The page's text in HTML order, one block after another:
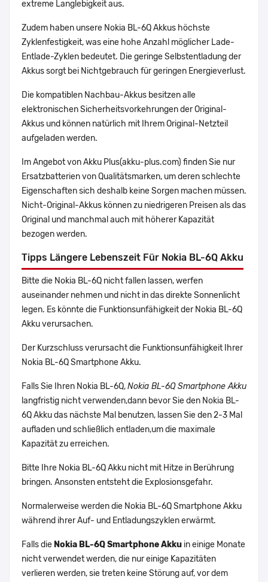
extreme Langlebigkeit aus.
Zudem haben unsere Nokia BL-6Q Akkus höchste
Zyklenfestigkeit, was eine hohe Anzahl möglicher Lade-
Entlade-Zyklen bedeutet. Die geringe Selbstentladung der
Akkus sorgt bei Nichtgebrauch für geringen Energieverlust.
Die kompatiblen Nachbau-Akkus besitzen alle
elektronischen Sicherheitsvorkehrungen der Original-
Akkus und können natürlich mit Ihrem Original-Netzteil
aufgeladen werden.
Im Angebot von Akku Plus(akku-plus.com) finden Sie nur
Ersatzbatterien von Qualitätsmarken, um deren schlechte
Eigenschaften sich deshalb keine Sorgen machen müssen.
Nicht-Original-Akkus können zu niedrigeren Preisen als das
Original und manchmal auch mit höherer Kapazität
bezogen werden.
Tipps Längere Lebenszeit Für Nokia BL-6Q Akku
Bitte die Nokia BL-6Q nicht fallen lassen, werfen
auseinander nehmen und nicht in das direkte Sonnenlicht
legen. Es könnte die Funktionsunfähigkeit der Nokia BL-6Q
Akku verursachen.
Der Kurzschluss verursacht die Funktionsunfähigkeit Ihrer
Nokia BL-6Q Smartphone Akku.
Falls Sie Ihren Nokia BL-6Q,Nokia BL-6Q Smartphone Akku
langfristig nicht verwenden,dann bevor Sie den Nokia BL-
6Q Akku das nächste Mal benutzen, lassen Sie den 2-3 Mal
aufladen und schließlich entladen,um die maximale
Kapazität zu erreichen.
Bitte Ihre Nokia BL-6Q Akku nicht mit Hitze in Berührung
bringen. Ansonsten entsteht die Explosionsgefahr.
Normalerweise werden die Nokia BL-6Q Smartphone Akku
während ihrer Auf- und Entladungszyklen erwärmt.
Falls die Nokia BL-6Q Smartphone Akku in einige Monate
nicht verwendet werden, die nur einige Kapazitäten
verlieren werden, sie treten keine Störung auf, vor dem